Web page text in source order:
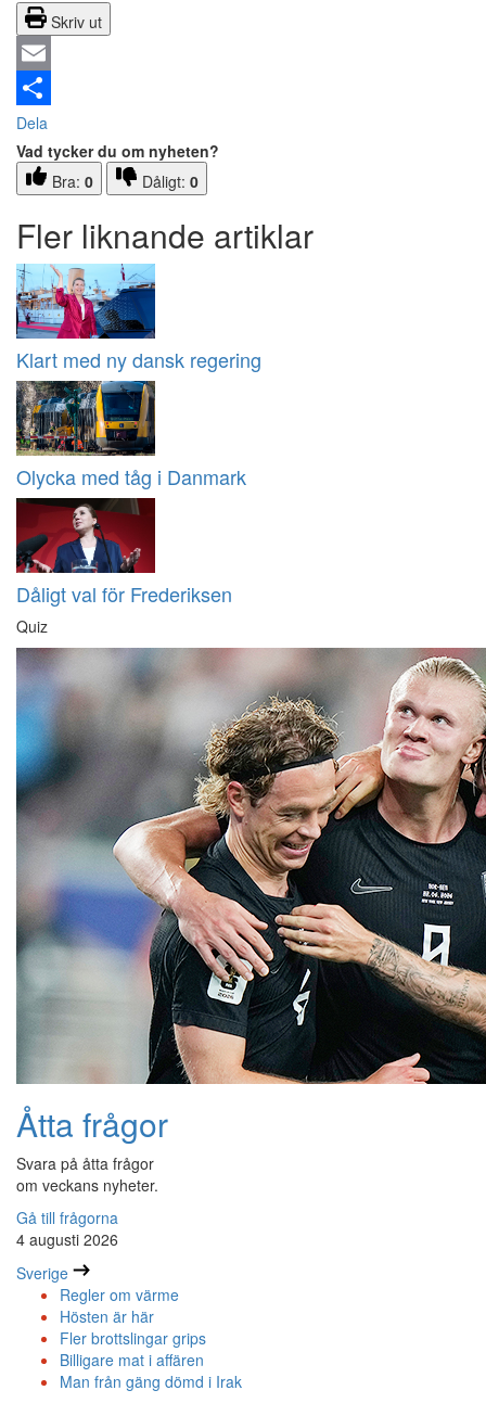
Skriv ut
Email
Dela
Vad tycker du om nyheten?
Bra: 0 Dåligt: 0
Fler liknande artiklar
Klart med ny dansk regering
Olycka med tåg i Danmark
Dåligt val för Frederiksen
Quiz
Åtta frågor
Svara på åtta frågor
om veckans nyheter.
Gå till frågorna
4 augusti 2026
Sverige
Regler om värme
Hösten är här
Fler brottslingar grips
Billigare mat i affären
Man från gäng dömd i Irak